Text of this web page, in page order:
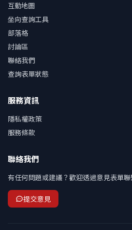
互動地圖
坐向查詢工具
部落格
討論區
聯絡我們
查詢表單狀態
服務資訊
隱私權政策
服務條款
聯絡我們
有任何問題或建議？歡迎透過意見表單聯
提交意見